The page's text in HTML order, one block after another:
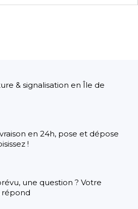
& signalisation en Île de
en 24h, pose et dépose
!
une question ? Votre
répond